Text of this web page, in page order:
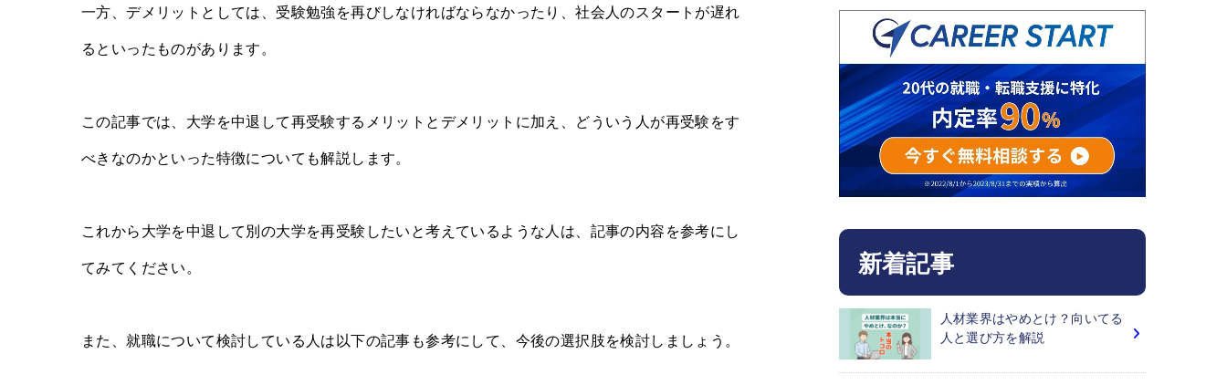
一方、デメリットとしては、受験勉強を再びしなければならなかったり、社会人のスタートが遅れ
るといったものがあります。
この記事では、大学を中退して再受験するメリットとデメリットに加え、どういう人が再受験をす
べきなのかといった特徴についても解説します。
これから大学を中退して別の大学を再受験したいと考えているような人は、記事の内容を参考にし
てみてください。
また、就職について検討している人は以下の記事も参考にして、今後の選択肢を検討しましょう。
新着記事
人材業界はやめとけ？向いてる
人と選び方を解説